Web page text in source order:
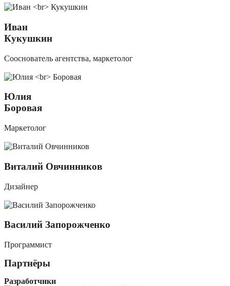
Иван
Кукушкин
Сооснователь агентства, маркетолог
Юлия
Боровая
Маркетолог
Виталий Овчинников
Дизайнер
Василий Запорожченко
Программист
Партнёры
Разработчики